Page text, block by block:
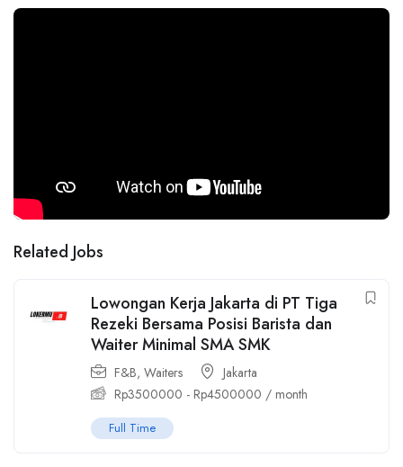
Related Jobs
Lowongan Kerja Jakarta di PT Tiga
Rezeki Bersama Posisi Barista dan
Waiter Minimal SMA SMK
F&B, Waiters
Jakarta
Rp3500000 - Rp4500000 / month
Full Time